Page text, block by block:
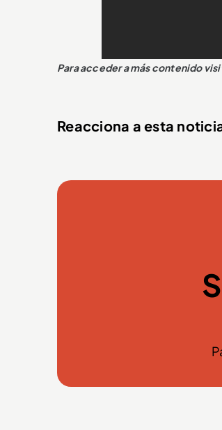
Para acceder a más contenido
Reacciona a esta